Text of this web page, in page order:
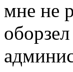
мне не